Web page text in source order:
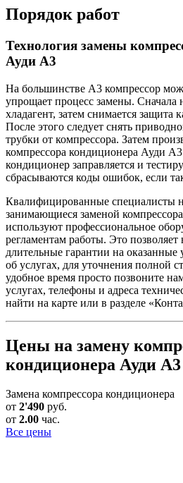
Порядок работ
Технология замены
Ауди А3
На большинстве А3 компрессор
упрощает процесс замены. Сначала
хладагент, затем снимается защита
После этого следует снять
трубки от компрессора. Затем
компрессора кондиционера Ауди
кондиционер заправляется и
сбрасываются коды ошибок, если
Квалифицированные специалисты
занимающиеся заменой
используют профессиональное
регламентам работы. Это позволяет
длительные гарантии на
об услугах, для уточнения полной
удобное время просто позвоните
услугах, телефоны и адреса
найти на карте или в разделе
Цены на замену
кондиционера Ауди А3
Замена компрессора кондиционера
от 2'490 руб.
от 2.00 час.
Все цены